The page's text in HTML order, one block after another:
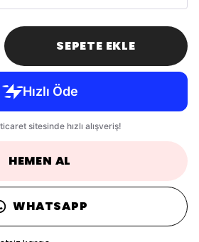
SEPETE EKLE
HEMEN AL
WHATSAPP